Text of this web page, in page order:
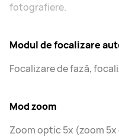
fotografiere.
Modul de focalizare
Focalizare de fază,
Mod zoom
Zoom optic 5x (zoom